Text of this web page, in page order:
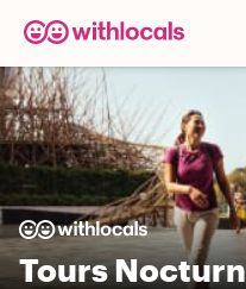
Tours